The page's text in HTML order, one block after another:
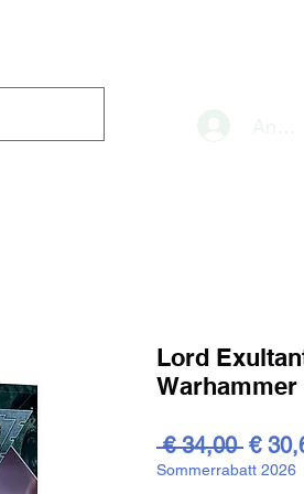
Lord
Warhammer
€ 34,00 €
Sommerrabatt 2026